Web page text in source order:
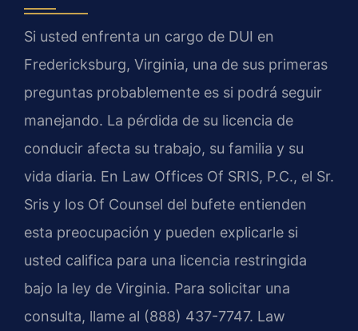
Si usted enfrenta un cargo de DUI en
Fredericksburg, Virginia, una de sus primeras
preguntas probablemente es si podrá seguir
manejando. La pérdida de su licencia de
conducir afecta su trabajo, su familia y su
vida diaria. En Law Offices Of SRIS, P.C., el Sr.
Sris y los Of Counsel del bufete entienden
esta preocupación y pueden explicarle si
usted califica para una licencia restringida
bajo la ley de Virginia. Para solicitar una
consulta, llame al (888) 437-7747. Law